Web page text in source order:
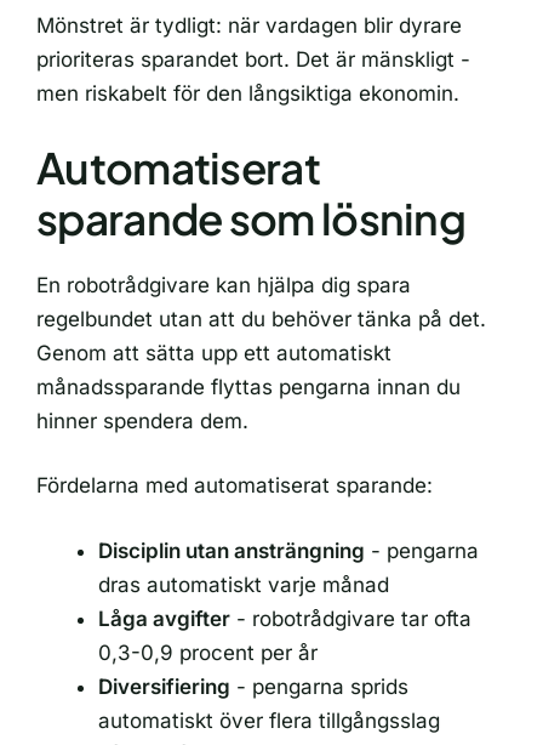
Mönstret är tydligt: när vardagen blir dyrare
prioriteras sparandet bort. Det är mänskligt -
men riskabelt för den långsiktiga ekonomin.
Automatiserat
sparande som lösning
En robotrådgivare kan hjälpa dig spara
regelbundet utan att du behöver tänka på det.
Genom att sätta upp ett automatiskt
månadssparande flyttas pengarna innan du
hinner spendera dem.
Fördelarna med automatiserat sparande:
Disciplin utan ansträngning - pengarna
dras automatiskt varje månad
Låga avgifter - robotrådgivare tar ofta
0,3-0,9 procent per år
Diversifiering - pengarna sprids
automatiskt över flera tillgångsslag